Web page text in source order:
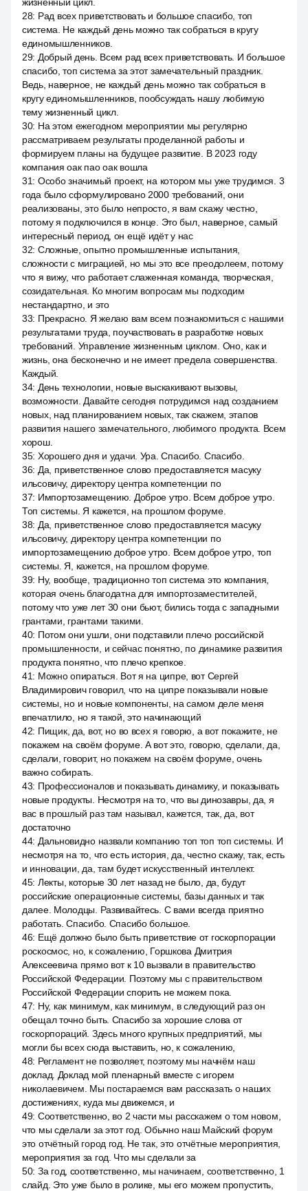
28: Рад всех приветствовать и большое спасибо, топ
система. Не каждый день можно так собраться в кругу
единомышленников.
29: Добрый день. Всем рад всех приветствовать. И большое
спасибо, топ система за этот замечательный праздник.
Ведь, наверное, не каждый день можно так собраться в
кругу единомышленников, пообсуждать нашу любимую
тему жизненный цикл.
30: На этом ежегодном мероприятии мы регулярно
рассматриваем результаты проделанной работы и
формируем планы на будущее развитие. В 2023 году
компания оак пао оак вошла
31: Особо значимый проект, на котором мы уже трудимся. 3
года было сформулировано 2000 требований, они
реализованы, это было непросто, я вам скажу честно,
потому я подключился в конце. Это был, наверное, самый
интересный период, он ещё идёт у нас
32: Сложные, опытно промышленные испытания,
сложности с миграцией, но мы это все преодолеем, потому
что я вижу, что работает слаженная команда, творческая,
созидательная. Ко многим вопросам мы подходим
нестандартно, и это
33: Прекрасно. Я желаю вам всем познакомиться с нашими
результатами труда, поучаствовать в разработке новых
требований. Управление жизненным циклом. Оно, как и
жизнь, она бесконечно и не имеет предела совершенства.
Каждый.
34: День технологии, новые выскакивают вызовы,
возможности. Давайте сегодня потрудимся над созданием
новых, над планированием новых, так скажем, этапов
развития нашего замечательного, любимого продукта. Всем
хорош.
35: Хорошего дня и удачи. Ура. Спасибо. Спасибо.
36: Да, приветственное слово предоставляется масуку
ильсовичу, директору центра компетенции по
37: Импортозамещению. Доброе утро. Всем доброе утро.
Топ системы. Я кажется, на прошлом форуме.
38: Да, приветственное слово предоставляется масуку
ильсовичу, директору центра компетенции по
импортозамещению доброе утро. Всем доброе утро, топ
системы. Я, кажется, на прошлом форуме.
39: Ну, вообще, традиционно топ система это компания,
которая очень благодатна для импортозаместителей,
потому что уже лет 30 они бьют, бились тогда с западными
грантами, грантами такими.
40: Потом они ушли, они подставили плечо российской
промышленности, и сейчас понятно, по динамике развития
продукта понятно, что плечо крепкое.
41: Можно опираться. Вот я на ципре, вот Сергей
Владимирович говорил, что на ципре показывали новые
системы, но и новые компоненты, на самом деле меня
впечатлило, но я такой, это начинающий
42: Пищик, да, вот, но во всех я говорю, а вот покажите, не
покажем на своём форуме. А вот это, говорю, сделали, да,
сделали, говорит, но покажем на своём форуме, очень
важно собирать.
43: Профессионалов и показывать динамику, и показывать
новые продукты. Несмотря на то, что вы динозавры, да, я
вас в прошлый раз там называл, кажется, так, да, вот
достаточно
44: Дальновидно назвали компанию топ топ топ системы. И
несмотря на то, что есть история, да, честно скажу, так, есть
и инновации, да, там будет искусственный интеллект.
45: Лекты, которые 30 лет назад не было, да, будут
российские операционные системы, базы данных и так
далее. Молодцы. Развивайтесь. С вами всегда приятно
работать. Спасибо. Спасибо большое.
46: Ещё должно было быть приветствие от госкорпорации
роскосмос, но, к сожалению, Горшкова Дмитрия
Алексеевича прямо вот к 10 вызвали в правительство
Российской Федерации. Поэтому мы с правительством
Российской Федерации спорить не можем пока.
47: Ну, как минимум, как минимум, в следующий раз он
обещал точно быть. Спасибо за хорошие слова от
госкорпораций. Здесь много крупных предприятий, мы
могли бы всех сюда выставить, но, к сожалению,
48: Регламент не позволяет, поэтому мы начнём наш
доклад. Доклад мой пленарный вместе с игорем
николаевичем. Мы постараемся вам рассказать о наших
достижениях, куда мы движемся, и
49: Соответственно, во 2 части мы расскажем о том новом,
что мы сделали за этот год. Обычно наш Майский форум
это отчётный город год. Не так, это отчётные мероприятия,
мероприятия за год. Что мы сделали за
50: За год, соответственно, мы начинаем, соответственно, 1
слайд. Это уже было в ролике, мы его можем пропустить,